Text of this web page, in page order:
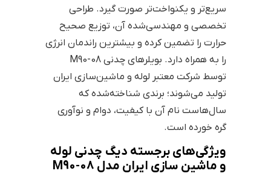
سریع‌تر و یکنواخت‌تر صورت گیرد. طراحی
تخصصی و مهندسی‌شده آن، توزیع صحیح
حرارت را تضمین کرده و بیشترین راندمان انرژی
را به همراه دارد. بویلرهای چدنی M90-08
توسط شرکت معتبر لوله و ماشین‌سازی ایران
تولید می‌شوند؛ برندی شناخته‌شده که
سال‌هاست نام آن با کیفیت، دوام و نوآوری
گره خورده است.
ویژگی‌های برجسته دیگ چدنی لوله
و ماشین سازی ایران مدل M90-08